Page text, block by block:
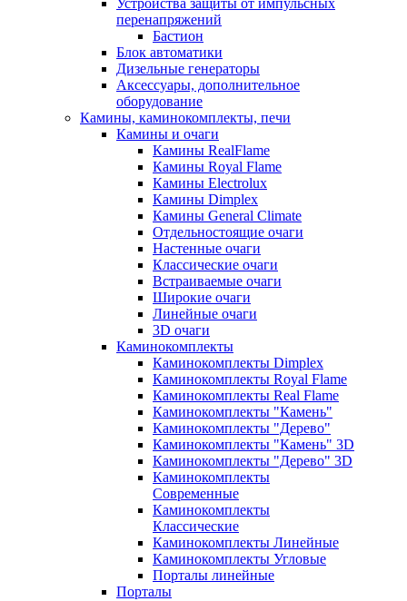
Устройства защиты от импульсных
перенапряжений
Бастион
Блок автоматики
Дизельные генераторы
Аксессуары, дополнительное
оборудование
Камины, каминокомплекты, печи
Камины и очаги
Камины RealFlame
Камины Royal Flame
Камины Electrolux
Камины Dimplex
Камины General Climate
Отдельностоящие очаги
Настенные очаги
Классические очаги
Встраиваемые очаги
Широкие очаги
Линейные очаги
3D очаги
Каминокомплекты
Каминокомплекты Dimplex
Каминокомплекты Royal Flame
Каминокомплекты Real Flame
Каминокомплекты "Камень"
Каминокомплекты "Дерево"
Каминокомплекты "Камень" 3D
Каминокомплекты "Дерево" 3D
Каминокомплекты
Современные
Каминокомплекты
Классические
Каминокомплекты Линейные
Каминокомплекты Угловые
Порталы линейные
Порталы